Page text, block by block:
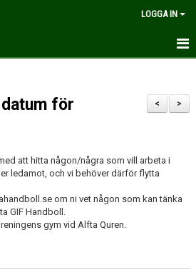
LOGGA IN
>
<
för
att hitta någon/några som vill arbeta i
ledamot, och vi behöver därför flytta
om ni vet någon som kan tänka
GIF Handboll.
gym vid Alfta Quren.